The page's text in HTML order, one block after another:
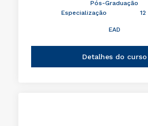
Pós-Graduação
Especialização
12
EAD
Detalhes do curso